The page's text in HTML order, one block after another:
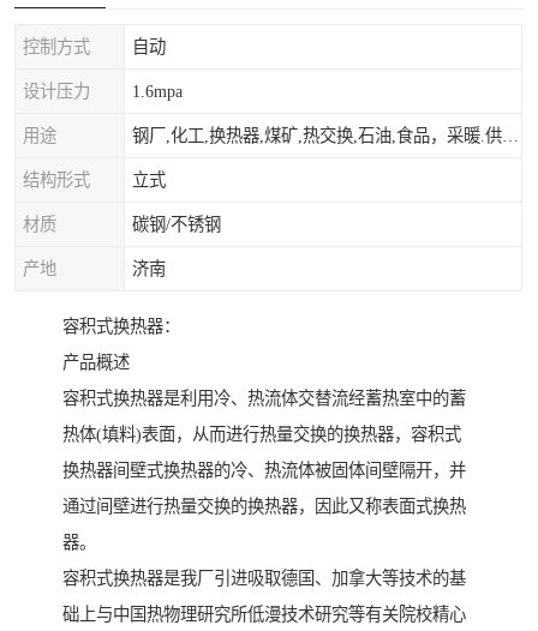
控制方式 自动
设计压力 1.6mpa
用途
结构形式 立式
材质 碳钢/不锈钢
产地 济南
容积式换热器：
产品概述
容积式换热器是利用冷、热流体交替流经蓄热室中的蓄
热体(填料)表面，从而进行热量交换的换热器，容积式
换热器间壁式换热器的冷、热流体被固体间壁隔开，并
通过间壁进行热量交换的换热器，因此又称表面式换热
器。
容积式换热器是我厂引进吸取德国、加拿大等技术的基
础上与中国热物理研究所低漫技术研究等有关院校精心